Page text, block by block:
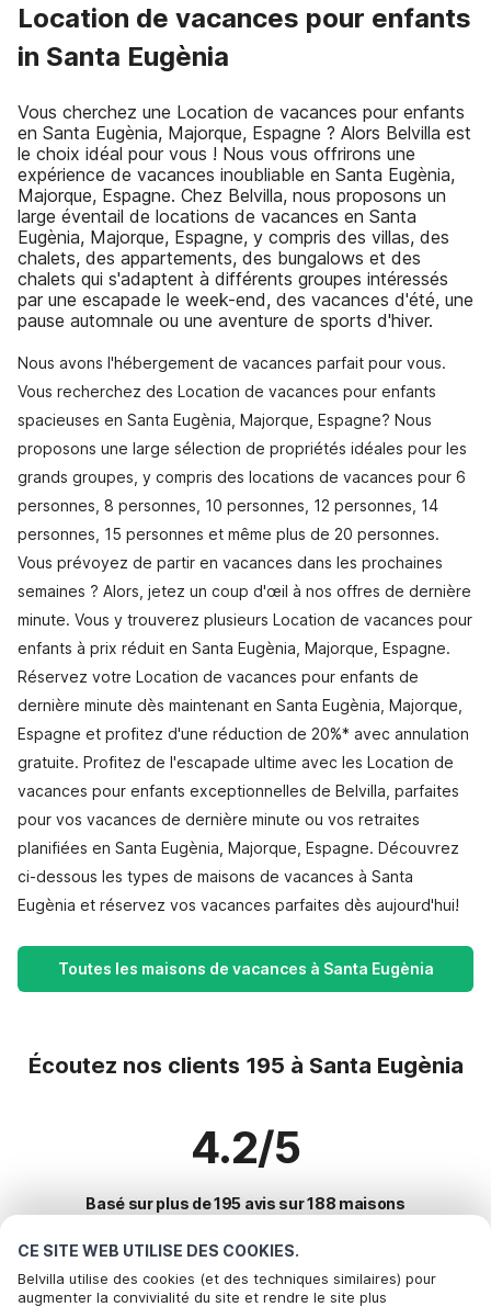
CE SITE WEB UTILISE DES COOKIES.
Belvilla utilise des cookies (et des techniques similaires) pour
augmenter la convivialité du site et rendre le site plus
Location de vacances pour enfants
in Santa Eugènia
Vous cherchez une Location de vacances pour enfants
en Santa Eugènia, Majorque, Espagne ? Alors Belvilla est
le choix idéal pour vous ! Nous vous offrirons une
expérience de vacances inoubliable en Santa Eugènia,
Majorque, Espagne. Chez Belvilla, nous proposons un
large éventail de locations de vacances en Santa
Eugènia, Majorque, Espagne, y compris des villas, des
chalets, des appartements, des bungalows et des
chalets qui s'adaptent à différents groupes intéressés
par une escapade le week-end, des vacances d'été, une
pause automnale ou une aventure de sports d'hiver.
Nous avons l'hébergement de vacances parfait pour vous.
Vous recherchez des Location de vacances pour enfants
spacieuses en Santa Eugènia, Majorque, Espagne? Nous
proposons une large sélection de propriétés idéales pour les
grands groupes, y compris des locations de vacances pour 6
personnes, 8 personnes, 10 personnes, 12 personnes, 14
personnes, 15 personnes et même plus de 20 personnes.
Vous prévoyez de partir en vacances dans les prochaines
semaines ? Alors, jetez un coup d'œil à nos offres de dernière
minute. Vous y trouverez plusieurs Location de vacances pour
enfants à prix réduit en Santa Eugènia, Majorque, Espagne.
Réservez votre Location de vacances pour enfants de
dernière minute dès maintenant en Santa Eugènia, Majorque,
Espagne et profitez d'une réduction de 20%* avec annulation
gratuite. Profitez de l'escapade ultime avec les Location de
vacances pour enfants exceptionnelles de Belvilla, parfaites
pour vos vacances de dernière minute ou vos retraites
planifiées en Santa Eugènia, Majorque, Espagne. Découvrez
ci-dessous les types de maisons de vacances à Santa
Eugènia et réservez vos vacances parfaites dès aujourd'hui!
Toutes les maisons de vacances à Santa Eugènia
Écoutez nos clients 195 à Santa Eugènia
4.2/5
Basé sur plus de 195 avis sur 188 maisons
Destinations les plus populaires pour les